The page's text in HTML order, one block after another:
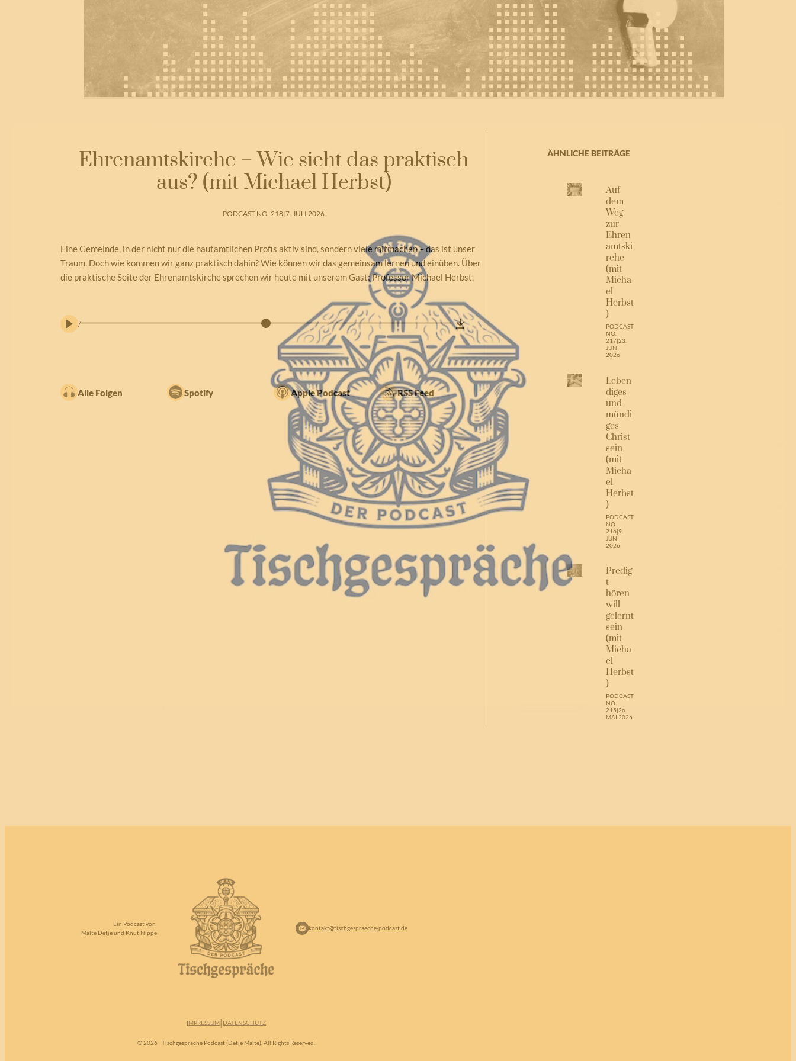
Ehrenamtskirche – Wie sieht das praktisch
aus? (mit Michael Herbst)
PODCAST NO. 218|7. JULI 2026
Eine Gemeinde, in der nicht nur die hautamtlichen Profis aktiv sind, sondern viele mitmachen – das ist unser
Traum. Doch wie kommen wir ganz praktisch dahin? Wie können wir das gemeinsam lernen und einüben. Über
die praktische Seite der Ehrenamtskirche sprechen wir heute mit unserem Gast: Professor Michael Herbst.
/
Alle Folgen Spotify Apple Podcast RSS Feed
ÄHNLICHE BEITRÄGE
Auf
dem
Weg
zur
Ehren
amtski
rche
(mit
Micha
el
Herbst
)
PODCAST
NO.
217|23.
JUNI
2026
Leben
diges
und
mündi
ges
Christ
sein
(mit
Micha
el
Herbst
)
PODCAST
NO.
216|9.
JUNI
2026
Predig
t
hören
will
gelernt
sein
(mit
Micha
el
Herbst
)
PODCAST
NO.
215|26.
MAI 2026
Ein Podcast von
Malte Detje und Knut Nippe
kontakt@tischgespraeche-podcast.de
IMPRESSUM| DATENSCHUTZ
© 2026 Tischgespräche Podcast (Detje Malte). All Rights Reserved.